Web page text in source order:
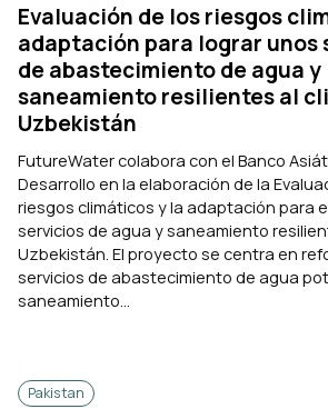
Evaluación de los riesgos
adaptación para lograr unos
de abastecimiento de agua y
saneamiento resilientes al
Uzbekistán
FutureWater colabora con el Banco
Desarrollo en la elaboración de la
riesgos climáticos y la adaptación para
servicios de agua y saneamiento
Uzbekistán. El proyecto se centra en
servicios de abastecimiento de agua
saneamiento...
Pakistan